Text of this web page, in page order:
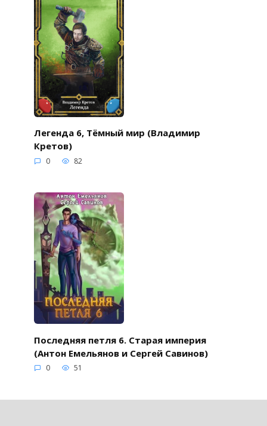
Легенда 6, Тёмный мир (Владимир
Кретов)
0 82
Последняя петля 6. Старая империя
(Антон Емельянов и Сергей Савинов)
0 51